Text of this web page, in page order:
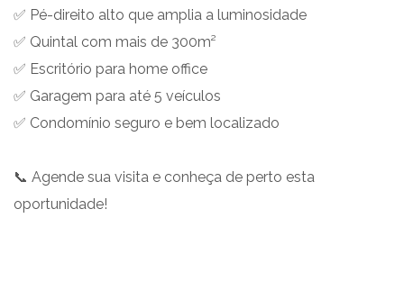
✅ Pé-direito alto que amplia a luminosidade
✅ Quintal com mais de 300m²
✅ Escritório para home office
✅ Garagem para até 5 veículos
✅ Condomínio seguro e bem localizado
📞 Agende sua visita e conheça de perto esta
oportunidade!